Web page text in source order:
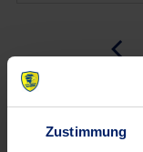
Zustimmung
navigation
wird